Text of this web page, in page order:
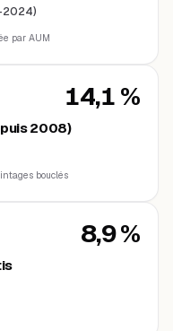
2024)
par AUM
14,1 %
2008)
bouclés
8,9 %